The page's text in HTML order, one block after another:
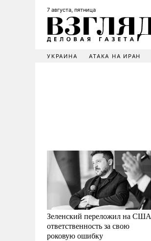
7 августа, пятница
УКРАИНА АТАКА НА ИРАН
Зеленский переложил на США
ответственность за свою
роковую ошибку